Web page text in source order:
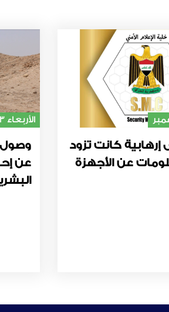
كانت تزود
عن الأجهزة
الأربعاء 03 نوفمبر
وصول
عن